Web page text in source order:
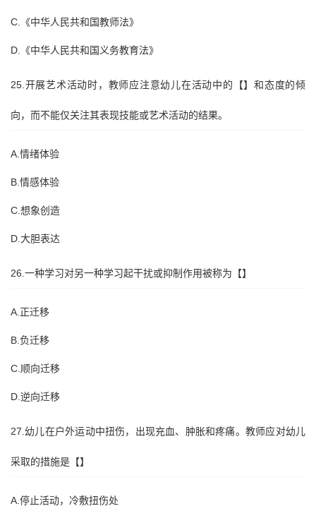
C.《中华人民共和国教师法》
D.《中华人民共和国义务教育法》
25.开展艺术活动时，教师应注意幼儿在活动中的【】和态度的倾
向，而不能仅关注其表现技能或艺术活动的结果。
A.情绪体验
B.情感体验
C.想象创造
D.大胆表达
26.一种学习对另一种学习起干扰或抑制作用被称为【】
A.正迁移
B.负迁移
C.顺向迁移
D.逆向迁移
27.幼儿在户外运动中扭伤，出现充血、肿胀和疼痛。教师应对幼儿
采取的措施是【】
A.停止活动，冷敷扭伤处